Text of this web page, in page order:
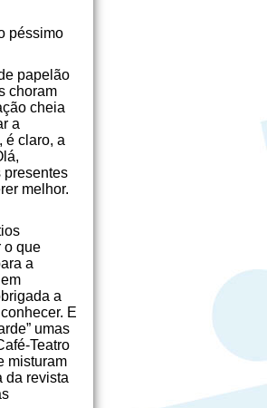
péssimo
papelão
choram
cheia
a
é claro, a
presentes
melhor.
o que
a
a
E
umas
Teatro
misturam
da revista